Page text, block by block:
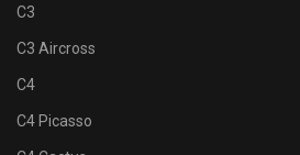
C3
C3 Aircross
C4
C4 Picasso